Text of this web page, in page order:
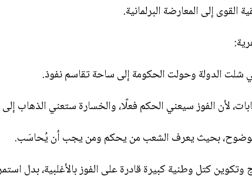
القوى إلى المعارضة البرلمانية.
شلت الدولة وحولت الحكومة إلى ساحة تقاسم نفوذ.
لأن الفوز سيعني الحكم فعلًا، والخسارة ستعني الذهاب
بوضوح، بحيث يعرف الشعب من يحكم ومن يجب أن يُحاسَب.
كتل وطنية كبيرة قادرة على الفوز بالأغلبية، بدل